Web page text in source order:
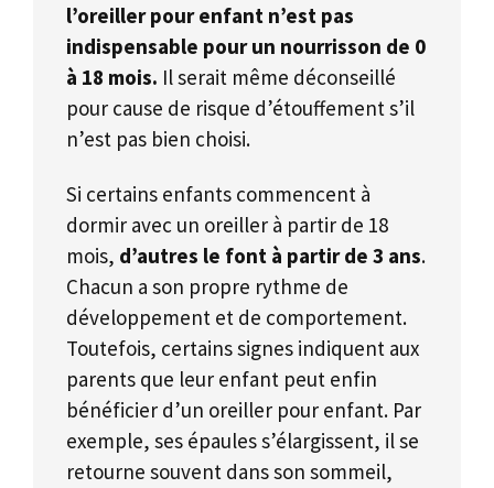
l’oreiller pour enfant n’est pas
indispensable pour un nourrisson de 0
à 18 mois. Il serait même déconseillé
pour cause de risque d’étouffement s’il
n’est pas bien choisi.
Si certains enfants commencent à
dormir avec un oreiller à partir de 18
mois, d’autres le font à partir de 3 ans.
Chacun a son propre rythme de
développement et de comportement.
Toutefois, certains signes indiquent aux
parents que leur enfant peut enfin
bénéficier d’un oreiller pour enfant. Par
exemple, ses épaules s’élargissent, il se
retourne souvent dans son sommeil,